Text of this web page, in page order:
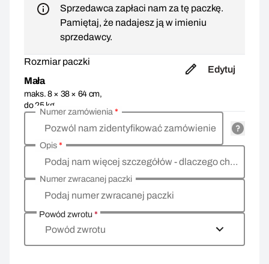
Sprzedawca zapłaci nam za tę paczkę.
Pamiętaj, że nadajesz ją w imieniu
sprzedawcy.
Rozmiar paczki
Mała
maks. 8 × 38 × 64 cm,
do 25 kg
Edytuj
Pozwól nam zidentyfikować zamówienie
Numer zamówienia*
Podaj nam więcej szczegółów - dlaczego chcesz zwrócić towar, co jest powodem?
Opis*
Podaj numer zwracanej paczki
Numer zwracanej paczki
Powód zwrotu*
Powód zwrotu